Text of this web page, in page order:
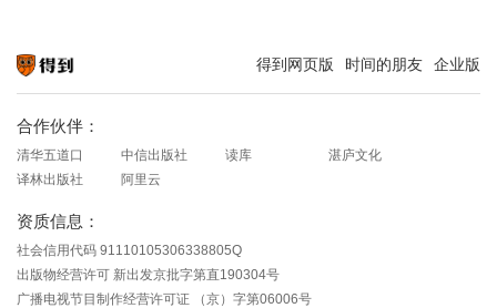
得到网页版 时间的朋友 企业版
合作伙伴：
清华五道口 中信出版社 读库
湛庐文化
译林出版社
阿里云
资质信息：
社会信用代码 91110105306338805Q
出版物经营许可 新出发京批字第直190304号
广播电视节目制作经营许可证 （京）字第06006号